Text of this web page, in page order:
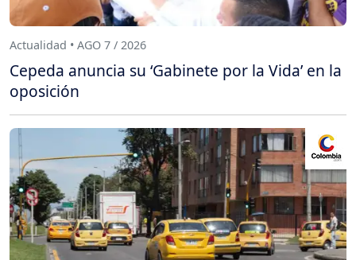
Actualidad • AGO 7 / 2026
Cepeda anuncia su ‘Gabinete por la Vida’ en la
oposición